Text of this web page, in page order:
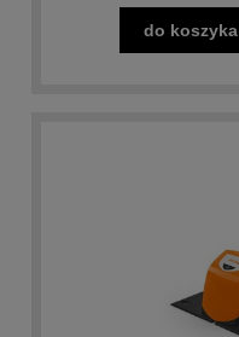
do koszyka